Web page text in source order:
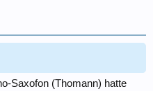
Saxofon (Thomann) hatte